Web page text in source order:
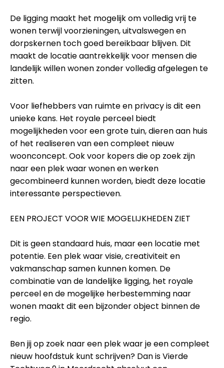
De ligging maakt het mogelijk om volledig vrij te
wonen terwijl voorzieningen, uitvalswegen en
dorpskernen toch goed bereikbaar blijven. Dit
maakt de locatie aantrekkelijk voor mensen die
landelijk willen wonen zonder volledig afgelegen te
zitten.
Voor liefhebbers van ruimte en privacy is dit een
unieke kans. Het royale perceel biedt
mogelijkheden voor een grote tuin, dieren aan huis
of het realiseren van een compleet nieuw
woonconcept. Ook voor kopers die op zoek zijn
naar een plek waar wonen en werken
gecombineerd kunnen worden, biedt deze locatie
interessante perspectieven.
EEN PROJECT VOOR WIE MOGELIJKHEDEN ZIET
Dit is geen standaard huis, maar een locatie met
potentie. Een plek waar visie, creativiteit en
vakmanschap samen kunnen komen. De
combinatie van de landelijke ligging, het royale
perceel en de mogelijke herbestemming naar
wonen maakt dit een bijzonder object binnen de
regio.
Ben jij op zoek naar een plek waar je een compleet
nieuw hoofdstuk kunt schrijven? Dan is Vierde